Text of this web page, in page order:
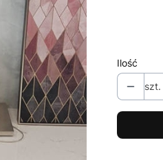
Ilość
szt.